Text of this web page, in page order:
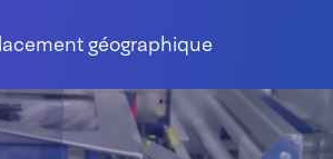
géographique